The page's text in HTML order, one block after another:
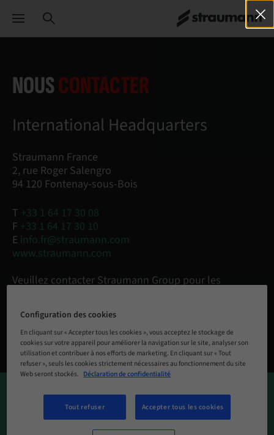
NOUSCONTACTER
International Headquarters
Straumann France
2, rue Roger Salengro
94 120 Fontenay-sous-Bois
T +33 1 64 17 30 08
F +33 1 64 17 30 10
E info.fr@straumann.com
www.straumann.com
Veuillez contacter Straumann Group pour les
positions ouvertes et les contacts de développement
d’entreprise :
www.straumann-group.com
Configuration des cookies
En cliquant sur « Accepter tous les cookies », vous acceptez le stockage de
cookies sur votre appareil pour améliorer la navigation sur le site, analyser son
utilisation et contribuer à nos efforts de marketing. En cliquant sur « Tout
refuser », seuls les cookies strictement nécessaires au fonctionnement du site
Web seront stockés. Déclaration de confidentialité
Tout refuser Accepter tous les cookies